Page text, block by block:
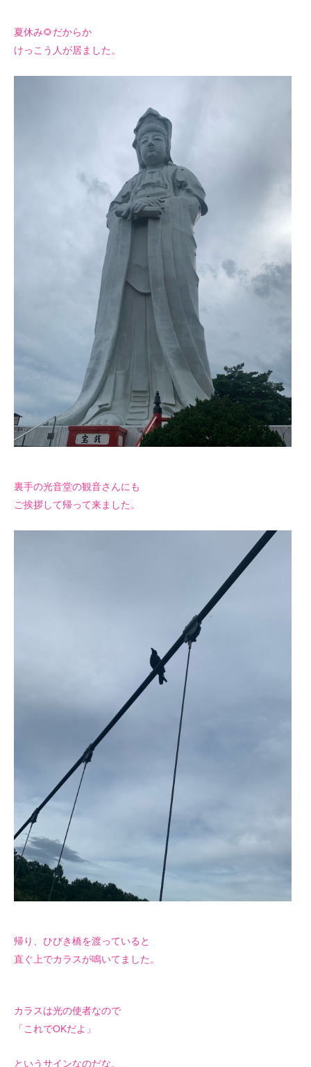
夏休み🌻だからか
けっこう人が居ました。
裏手の光音堂の観音さんにも
ご挨拶して帰って来ました。
帰り、ひびき橋を渡っていると
直ぐ上でカラスが鳴いてました。
カラスは光の使者なので
「これでOKだよ」
というサインなのだな。